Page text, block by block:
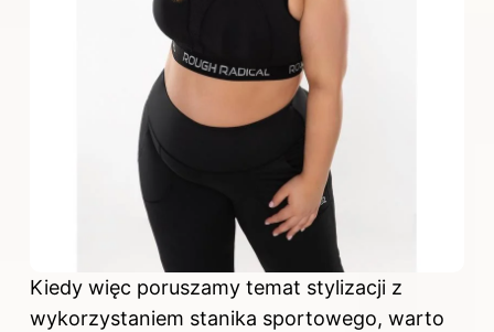
Kiedy więc poruszamy temat stylizacji z
wykorzystaniem stanika sportowego, warto